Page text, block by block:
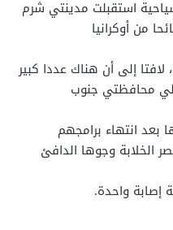
استقبلت مدينتي شرم
لافتا إلى أن هناك عددا كبير
محافظتي جنوب
بعد انتهاء برامجهم
الخلابة وجوها الدافئ
إصابة واحدة.